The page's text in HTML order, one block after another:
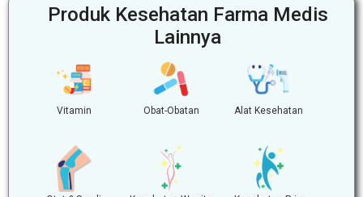
Produk Kesehatan Farma Medis
Lainnya
Vitamin Obat-Obatan Alat Kesehatan